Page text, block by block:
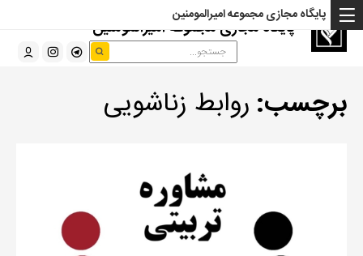
پایگاه مجازی مجموعه امیرالمومنین
پایگاه مجازی مجموعه امیرالمومنین
برچسب: روابط زناشویی